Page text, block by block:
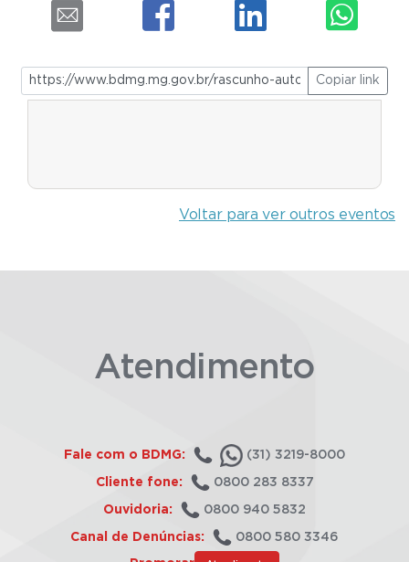
Copiar link
Voltar para ver outros eventos
Atendimento
Fale com o BDMG: (31) 3219-8000
Cliente fone: 0800 283 8337
Ouvidoria: 0800 940 5832
Canal de Denúncias: 0800 580 3346